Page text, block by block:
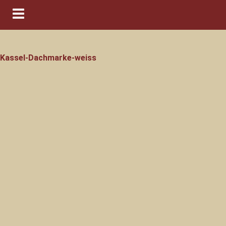
Navigation ein-/ausblenden
Kassel-Dachmarke-weiss